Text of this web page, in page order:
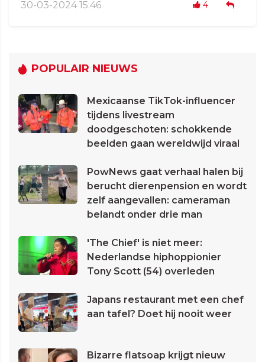
30-03-2024 15:46 4
POPULAIR NIEUWS
Mexicaanse TikTok-influencer
tijdens livestream
doodgeschoten: schokkende
beelden gaan wereldwijd viraal
PowNews gaat verhaal halen bij
berucht dierenpension en wordt
zelf aangevallen: cameraman
belandt onder drie man
'The Chief' is niet meer:
Nederlandse hiphoppionier
Tony Scott (54) overleden
Japans restaurant met een chef
aan tafel? Doet hij nooit weer
Bizarre flatsoap krijgt nieuw